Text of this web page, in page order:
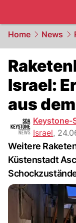
Home News
Israel:
aus
Keystone-
Israel,
Weitere
Küstenstadt